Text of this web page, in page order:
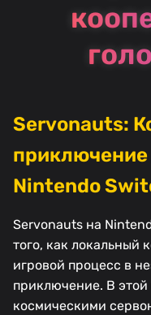
Servonauts:
приключение
Nintendo
Servonauts на
того, как локальный
игровой процесс в
приключение. В этой
космическими